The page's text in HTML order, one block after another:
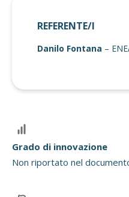
REFERENTE/I
Danilo Fontana –
Grado di innovazione
Non riportato nel